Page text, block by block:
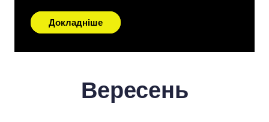
Докладніше
Вересень